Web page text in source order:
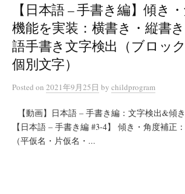
【日本語 – 手書き編】傾き
機能を実装：横書き・縦書
語手書き文字検出（ブロッ
個別文字）
Posted on 2021年9月25日 by childprogram
【動画】日本語 – 手書き編：文字検出&傾
【日本語 – 手書き編 #3-4】 傾き・角度補正
（平仮名・片仮名・...